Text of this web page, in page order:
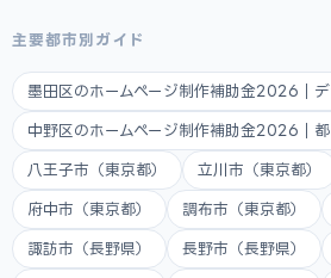
主要都市別ガイド
墨田区のホームページ制作補助金2026｜
中野区のホームページ制作補助金2026｜
八王子市（東京都） 立川市（東京都）
府中市（東京都） 調布市（東京都）
諏訪市（長野県） 長野市（長野県）